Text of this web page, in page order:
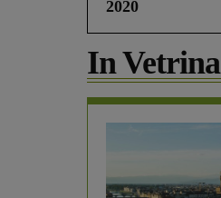
2020
In Vetrina